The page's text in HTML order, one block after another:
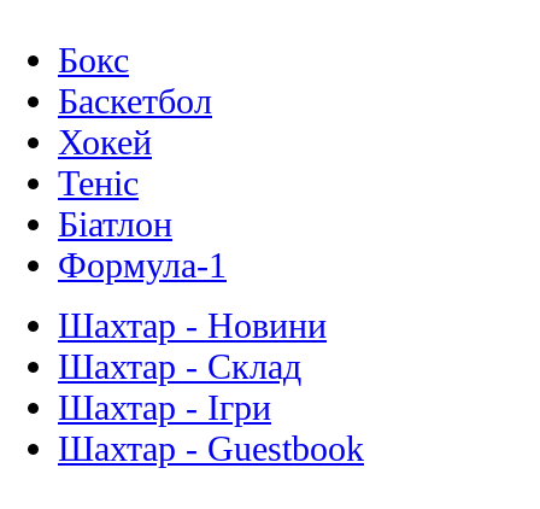
Бокс
Баскетбол
Хокей
Теніс
Біатлон
Формула-1
Шахтар - Новини
Шахтар - Склад
Шахтар - Ігри
Шахтар - Guestbook